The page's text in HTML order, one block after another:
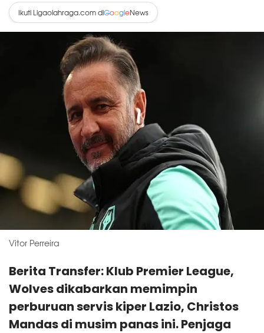
Ikuti Ligaolahraga.com diGoogleNews
Vitor Perreira
Berita Transfer: Klub Premier League,
Wolves dikabarkan memimpin
perburuan servis kiper Lazio, Christos
Mandas di musim panas ini. Penjaga